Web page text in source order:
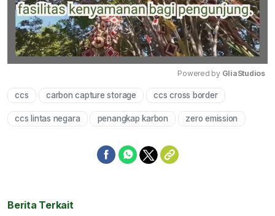
Mute
Powered by GliaStudios
ccs carbon capture storage ccs cross border
ccs lintas negara penangkap karbon zero emission
Berita Terkait